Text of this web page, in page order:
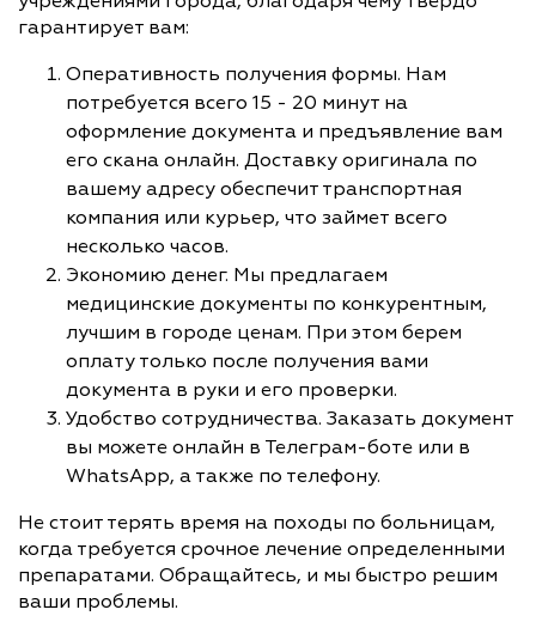
гарантирует вам:
Оперативность получения формы. Нам
потребуется всего 15 - 20 минут на
оформление документа и предъявление вам
его скана онлайн. Доставку оригинала по
вашему адресу обеспечит транспортная
компания или курьер, что займет всего
несколько часов.
Экономию денег. Мы предлагаем
медицинские документы по конкурентным,
лучшим в городе ценам. При этом берем
оплату только после получения вами
документа в руки и его проверки.
Удобство сотрудничества. Заказать документ
вы можете онлайн в Телеграм-боте или в
WhatsApp, а также по телефону.
Не стоит терять время на походы по больницам,
когда требуется срочное лечение определенными
препаратами. Обращайтесь, и мы быстро решим
ваши проблемы.